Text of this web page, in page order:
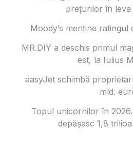
prețurilor în ​​leva
Moody’s menține ratingul
MR.DIY a deschis primul
est, la Iulius
easyJet schimbă
mld.
Topul unicornilor în
depășesc 1,8